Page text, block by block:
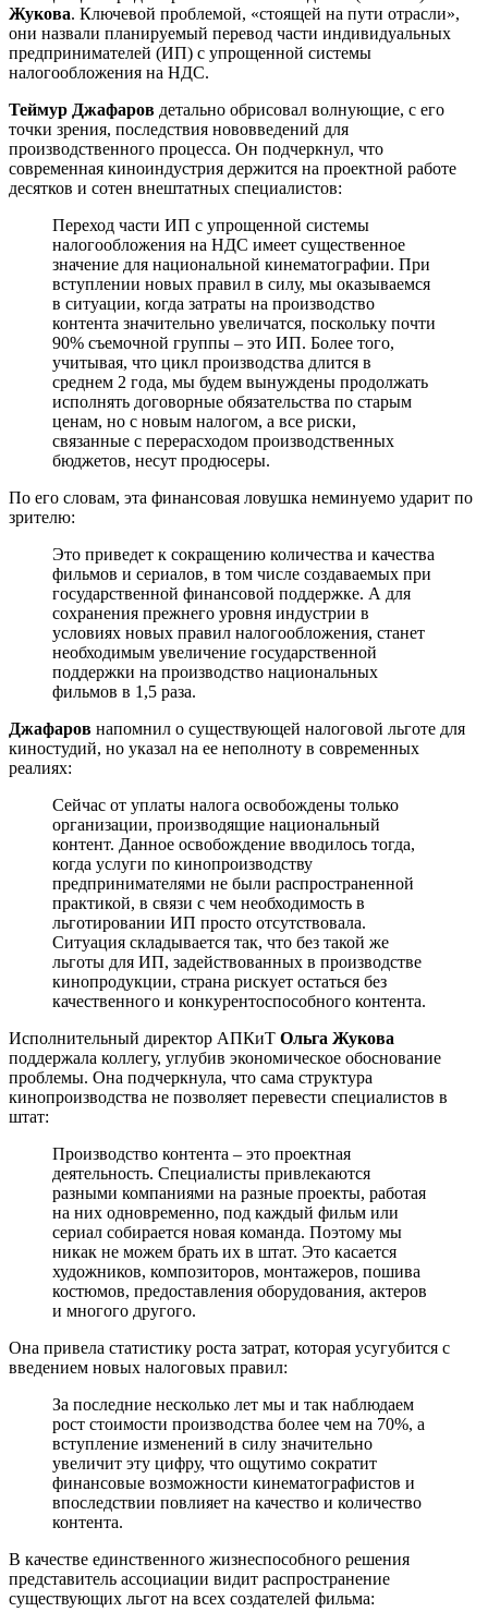
Жукова. Ключевой проблемой, «стоящей на пути отрасли»,
они назвали планируемый перевод части индивидуальных
предпринимателей (ИП) с упрощенной системы
налогообложения на НДС.
Теймур Джафаров детально обрисовал волнующие, с его
точки зрения, последствия нововведений для
производственного процесса. Он подчеркнул, что
современная киноиндустрия держится на проектной работе
десятков и сотен внештатных специалистов:
Переход части ИП с упрощенной системы
налогообложения на НДС имеет существенное
значение для национальной кинематографии. При
вступлении новых правил в силу, мы оказываемся
в ситуации, когда затраты на производство
контента значительно увеличатся, поскольку почти
90% съемочной группы – это ИП. Более того,
учитывая, что цикл производства длится в
среднем 2 года, мы будем вынуждены продолжать
исполнять договорные обязательства по старым
ценам, но с новым налогом, а все риски,
связанные с перерасходом производственных
бюджетов, несут продюсеры.
По его словам, эта финансовая ловушка неминуемо ударит по
зрителю:
Это приведет к сокращению количества и качества
фильмов и сериалов, в том числе создаваемых при
государственной финансовой поддержке. А для
сохранения прежнего уровня индустрии в
условиях новых правил налогообложения, станет
необходимым увеличение государственной
поддержки на производство национальных
фильмов в 1,5 раза.
Джафаров напомнил о существующей налоговой льготе для
киностудий, но указал на ее неполноту в современных
реалиях:
Сейчас от уплаты налога освобождены только
организации, производящие национальный
контент. Данное освобождение вводилось тогда,
когда услуги по кинопроизводству
предпринимателями не были распространенной
практикой, в связи с чем необходимость в
льготировании ИП просто отсутствовала.
Ситуация складывается так, что без такой же
льготы для ИП, задействованных в производстве
кинопродукции, страна рискует остаться без
качественного и конкурентоспособного контента.
Исполнительный директор АПКиТ Ольга Жукова
поддержала коллегу, углубив экономическое обоснование
проблемы. Она подчеркнула, что сама структура
кинопроизводства не позволяет перевести специалистов в
штат:
Производство контента – это проектная
деятельность. Специалисты привлекаются
разными компаниями на разные проекты, работая
на них одновременно, под каждый фильм или
сериал собирается новая команда. Поэтому мы
никак не можем брать их в штат. Это касается
художников, композиторов, монтажеров, пошива
костюмов, предоставления оборудования, актеров
и многого другого.
Она привела статистику роста затрат, которая усугубится с
введением новых налоговых правил:
За последние несколько лет мы и так наблюдаем
рост стоимости производства более чем на 70%, а
вступление изменений в силу значительно
увеличит эту цифру, что ощутимо сократит
финансовые возможности кинематографистов и
впоследствии повлияет на качество и количество
контента.
В качестве единственного жизнеспособного решения
представитель ассоциации видит распространение
существующих льгот на всех создателей фильма: